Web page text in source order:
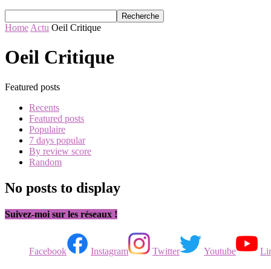
Home Actu Oeil Critique
Oeil Critique
Featured posts
Recents
Featured posts
Populaire
7 days popular
By review score
Random
No posts to display
Suivez-moi sur les réseaux !
Facebook Instagram Twitter Youtube